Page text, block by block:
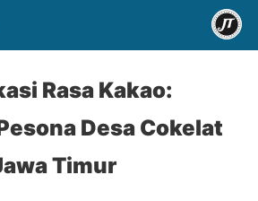
Rasa Kakao:
Desa Cokelat
Timur